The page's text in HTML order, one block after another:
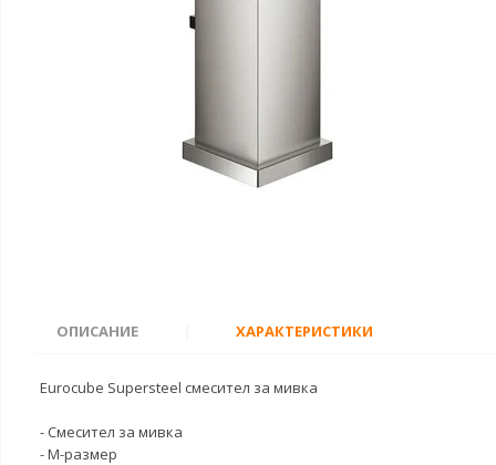
ОПИСАНИЕ ХАРАКТЕРИСТИКИ
Eurocube Supersteel смесител за мивка
- Смесител за мивка
- М-размер